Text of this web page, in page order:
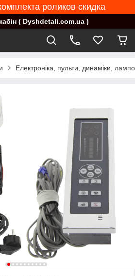
роликов скидка
( Dyshdetali.com.ua )
Електроніка, пульти, динаміки,